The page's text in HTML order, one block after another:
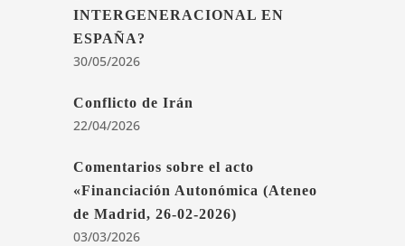
INTERGENERACIONAL EN
ESPAÑA?
30/05/2026
Conflicto de Irán
22/04/2026
Comentarios sobre el acto
«Financiación Autonómica (Ateneo
de Madrid, 26-02-2026)
03/03/2026